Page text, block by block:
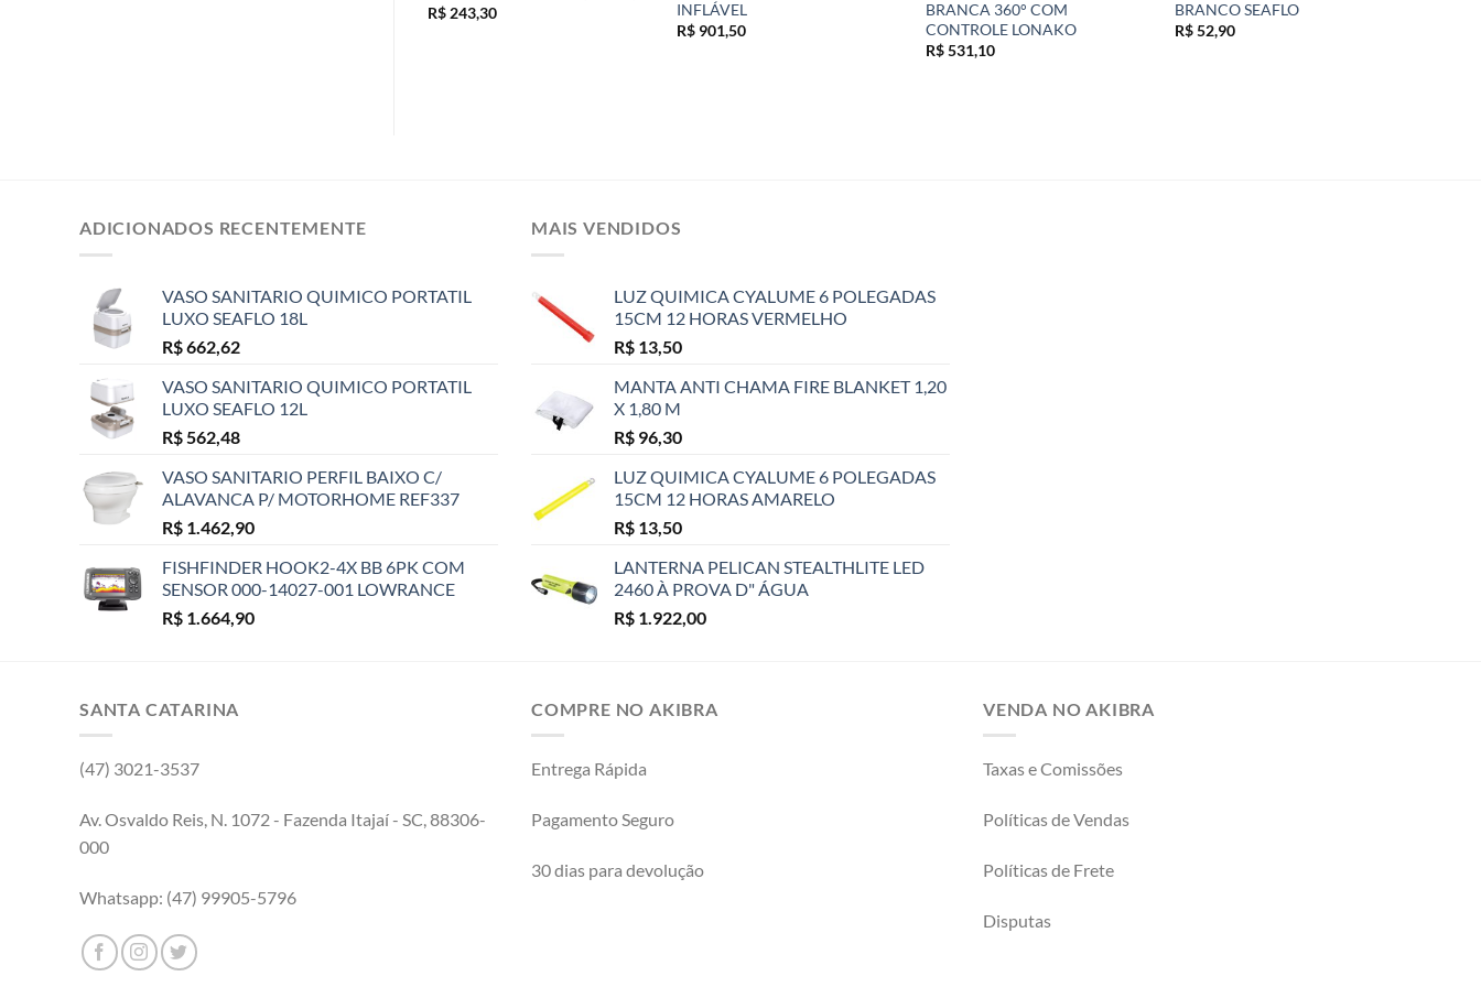
R$243,30
INFLÁVEL
R$901,50
BRANCA 360° COM
CONTROLE LONAKO
R$531,10
BRANCO SEAFLO
R$52,90
ADICIONADOS RECENTEMENTE
VASO SANITARIO QUIMICO PORTATIL
LUXO SEAFLO 18L
R$662,62
VASO SANITARIO QUIMICO PORTATIL
LUXO SEAFLO 12L
R$ 562,48
VASO SANITARIO PERFIL BAIXO C/
ALAVANCA P/ MOTORHOME REF337
R$ 1.462,90
FISHFINDER HOOK2-4X BB 6PK COM
SENSOR 000-14027-001 LOWRANCE
R$ 1.664,90
MAIS VENDIDOS
LUZ QUIMICA CYALUME 6 POLEGADAS
15CM 12 HORAS VERMELHO
R$ 13,50
MANTA ANTI CHAMA FIRE BLANKET 1,20
X 1,80 M
R$ 96,30
LUZ QUIMICA CYALUME 6 POLEGADAS
15CM 12 HORAS AMARELO
R$ 13,50
LANTERNA PELICAN STEALTHLITE LED
2460 À PROVA D" ÁGUA
R$ 1.922,00
SANTA CATARINA
(47) 3021-3537
Av. Osvaldo Reis, N. 1072 - Fazenda Itajaí - SC, 88306-
000
Whatsapp: (47) 99905-5796
COMPRE NO AKIBRA
Entrega Rápida
Pagamento Seguro
30 dias para devolução
VENDA NO AKIBRA
Taxas e Comissões
Políticas de Vendas
Políticas de Frete
Disputas